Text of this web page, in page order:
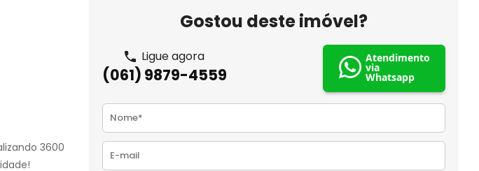
3600
Gostou deste imóvel?
Ligue agora
(061) 9879-4559
Atendimento
via
Whatsapp